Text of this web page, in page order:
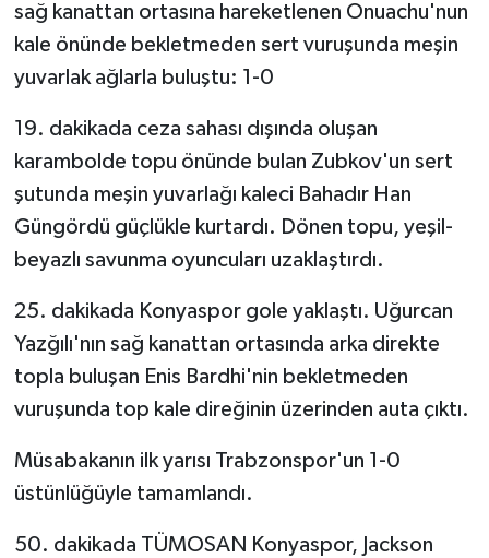
sağ kanattan ortasına hareketlenen Onuachu'nun
kale önünde bekletmeden sert vuruşunda meşin
yuvarlak ağlarla buluştu: 1-0
19. dakikada ceza sahası dışında oluşan
karambolde topu önünde bulan Zubkov'un sert
şutunda meşin yuvarlağı kaleci Bahadır Han
Güngördü güçlükle kurtardı. Dönen topu, yeşil-
beyazlı savunma oyuncuları uzaklaştırdı.
25. dakikada Konyaspor gole yaklaştı. Uğurcan
Yazğılı'nın sağ kanattan ortasında arka direkte
topla buluşan Enis Bardhi'nin bekletmeden
vuruşunda top kale direğinin üzerinden auta çıktı.
Müsabakanın ilk yarısı Trabzonspor'un 1-0
üstünlüğüyle tamamlandı.
50. dakikada TÜMOSAN Konyaspor, Jackson